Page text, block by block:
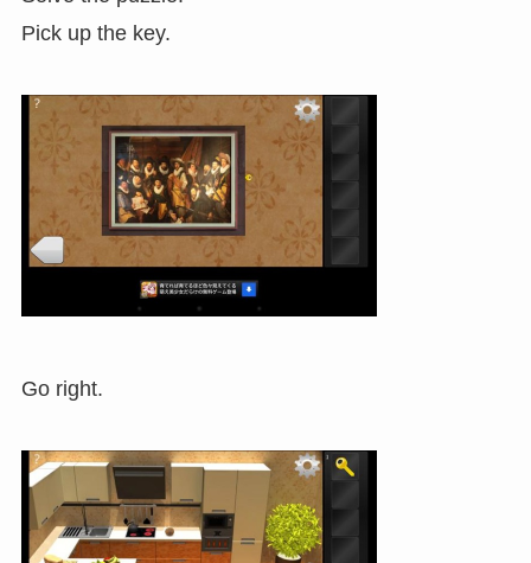
Pick up the key.
Go right.